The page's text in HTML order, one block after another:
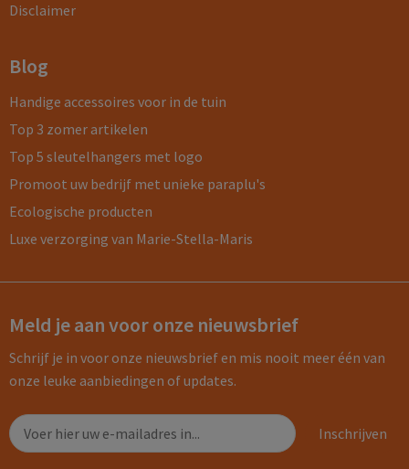
Disclaimer
Blog
Handige accessoires voor in de tuin
Top 3 zomer artikelen
Top 5 sleutelhangers met logo
Promoot uw bedrijf met unieke paraplu's
Ecologische producten
Luxe verzorging van Marie-Stella-Maris
Meld je aan voor onze nieuwsbrief
Schrijf je in voor onze nieuwsbrief en mis nooit meer één van
onze leuke aanbiedingen of updates.